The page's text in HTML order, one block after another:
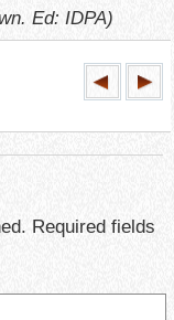
Ed: IDPA)
Required fields